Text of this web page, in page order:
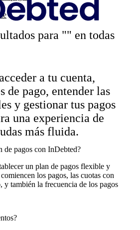
para "" en todas
a tu cuenta,
de pago, entender las
y gestionar tus pagos
una experiencia de
más fluida.
de pagos con InDebted?
un plan de pagos flexible y
los pagos, las cuotas con
y también la frecuencia de los pagos